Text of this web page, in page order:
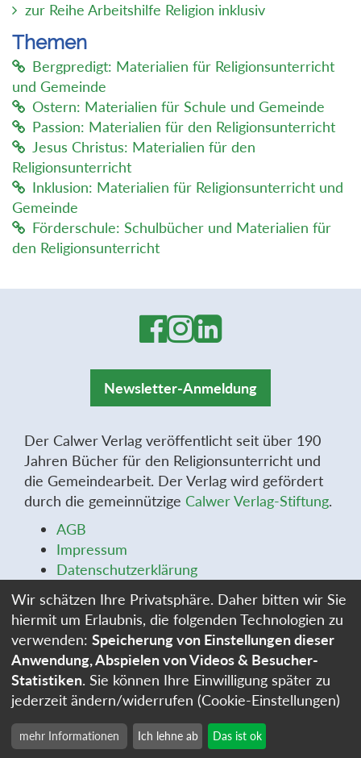
zur Reihe Arbeitshilfe Religion inklusiv
Themen
Bergpredigt: Materialien für Religionsunterricht
und Gemeinde
Ostern: Materialien für Schule und Gemeinde
Passion: Materialien für den Religionsunterricht
Jesus Christus: Materialien für den
Religionsunterricht
Inklusion: Materialien für Religionsunterricht und
Gemeinde
Förderschule: Schulbücher und Materialien für
den Religionsunterricht
Newsletter-Anmeldung
Der Calwer Verlag veröffentlicht seit über 190
Jahren Bücher für den Religionsunterricht und
die Gemeindearbeit. Der Verlag wird gefördert
durch die gemeinnützige Calwer Verlag-Stiftung.
AGB
Impressum
Datenschutzerklärung
Widerrufsformular
Stellenangebote
Cookie-Einstellungen
Wir schätzen Ihre Privatsphäre. Daher bitten wir Sie
hiermit um Erlaubnis, die folgenden Technologien zu
verwenden: Speicherung von Einstellungen dieser
Anwendung, Abspielen von Videos & Besucher-
Statistiken. Sie können Ihre Einwilligung später zu
jederzeit ändern/widerrufen (Cookie-Einstellungen)
mehr Informationen Ich lehne ab Das ist ok